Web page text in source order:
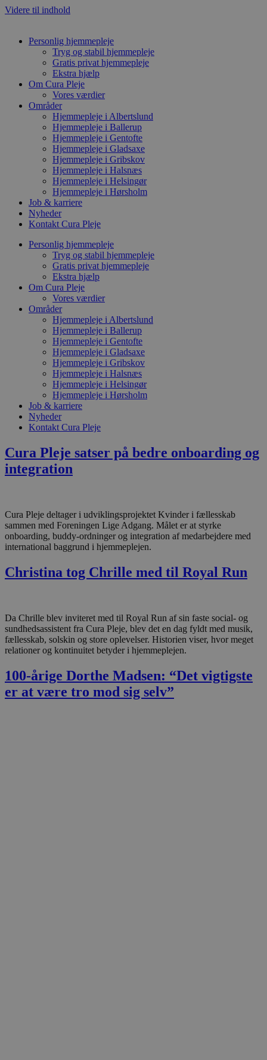
Videre til indhold
Personlig hjemmepleje
Tryg og stabil hjemmepleje
Gratis privat hjemmepleje
Ekstra hjælp
Om Cura Pleje
Vores værdier
Områder
Hjemmepleje i Albertslund
Hjemmepleje i Ballerup
Hjemmepleje i Gentofte
Hjemmepleje i Gladsaxe
Hjemmepleje i Gribskov
Hjemmepleje i Halsnæs
Hjemmepleje i Helsingør
Hjemmepleje i Hørsholm
Job & karriere
Nyheder
Kontakt Cura Pleje
Personlig hjemmepleje
Tryg og stabil hjemmepleje
Gratis privat hjemmepleje
Ekstra hjælp
Om Cura Pleje
Vores værdier
Områder
Hjemmepleje i Albertslund
Hjemmepleje i Ballerup
Hjemmepleje i Gentofte
Hjemmepleje i Gladsaxe
Hjemmepleje i Gribskov
Hjemmepleje i Halsnæs
Hjemmepleje i Helsingør
Hjemmepleje i Hørsholm
Job & karriere
Nyheder
Kontakt Cura Pleje
Cura Pleje satser på bedre onboarding og
integration
Cura Pleje deltager i udviklingsprojektet Kvinder i fællesskab
sammen med Foreningen Lige Adgang. Målet er at styrke
onboarding, buddy-ordninger og integration af medarbejdere med
international baggrund i hjemmeplejen.
Christina tog Chrille med til Royal Run
Da Chrille blev inviteret med til Royal Run af sin faste social- og
sundhedsassistent fra Cura Pleje, blev det en dag fyldt med musik,
fællesskab, solskin og store oplevelser. Historien viser, hvor meget
relationer og kontinuitet betyder i hjemmeplejen.
100-årige Dorthe Madsen: “Det vigtigste
er at være tro mod sig selv”